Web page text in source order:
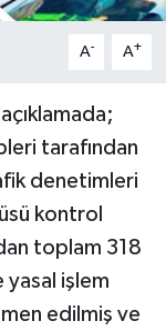
A- A+
tarafından
denetimleri
kontrol
toplam 318
işlem
edilmiş ve